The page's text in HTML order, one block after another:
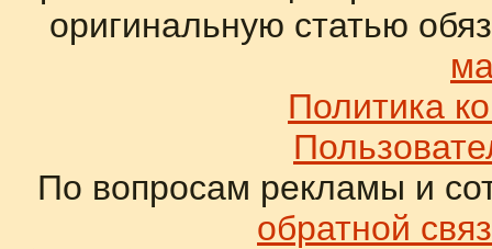
оригинальную статью
Политика
По вопросам рекламы и
обратной